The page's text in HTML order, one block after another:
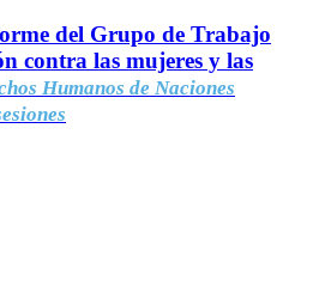
del Grupo de Trabajo
contra las mujeres y las
Humanos de Naciones